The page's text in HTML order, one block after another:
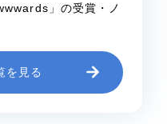
」の受賞・ノ
を見る